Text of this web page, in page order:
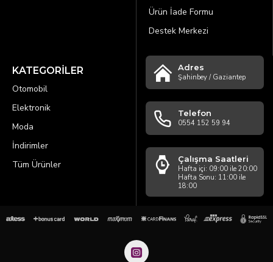
Ürün İade Formu
Destek Merkezi
KATEGORİLER
Otomobil
Elektronik
Moda
İndirimler
Tüm Ürünler
Adres
Şahinbey / Gaziantep
Telefon
0554 152 59 94
Çalışma Saatleri
Hafta içi: 09:00 ile 20:00
Hafta Sonu: 11:00 ile
18:00